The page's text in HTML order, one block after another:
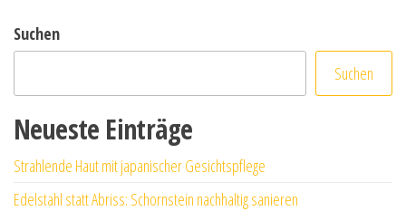
Suchen
Suchen
Neueste Einträge
Strahlende Haut mit japanischer Gesichtspflege
Edelstahl statt Abriss: Schornstein nachhaltig sanieren